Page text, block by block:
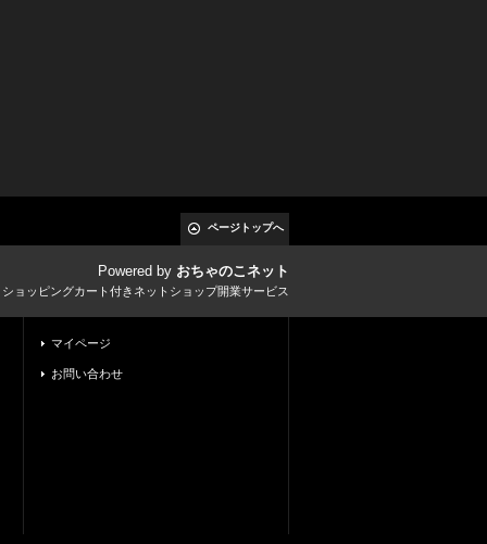
ページトップへ
Powered by おちゃのこネット
ョッピングカート付きネットショップ開業サービス
マイページ
お問い合わせ